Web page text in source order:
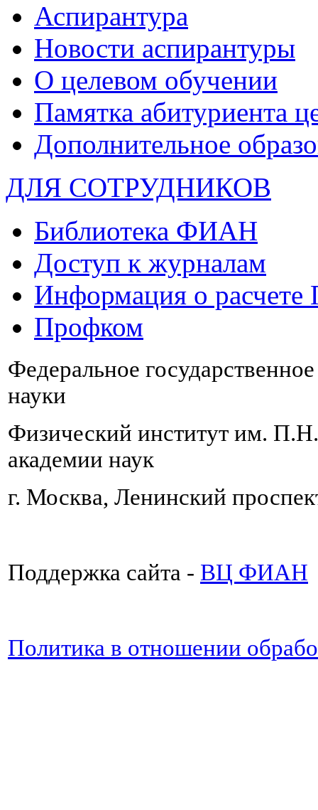
Аспирантура
Новости аспирантуры
О целевом обучении
Памятка абитуриента
Дополнительное
ДЛЯ СОТРУДНИКОВ
Библиотека ФИАН
Доступ к журналам
Информация о
Профком
Федеральное
науки
Физический институт им.
академии наук
г. Москва, Ленинский
Поддержка сайта - ВЦ ФИАН
Политика в отношении